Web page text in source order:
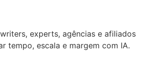
experts, agências e afiliados
tempo, escala e margem com IA.